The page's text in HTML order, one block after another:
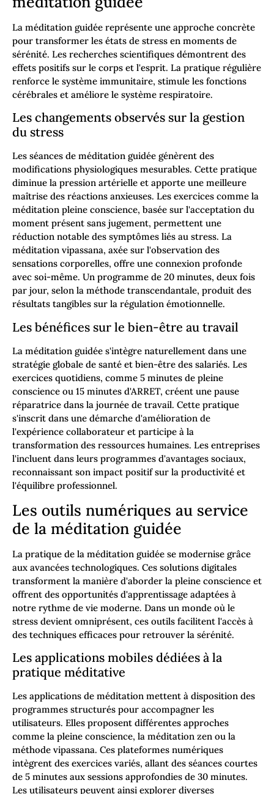
La méditation guidée représente une approche concrète
pour transformer les états de stress en moments de
sérénité. Les recherches scientifiques démontrent des
effets positifs sur le corps et l'esprit. La pratique régulière
renforce le système immunitaire, stimule les fonctions
cérébrales et améliore le système respiratoire.
Les changements observés sur la gestion
du stress
Les séances de méditation guidée génèrent des
modifications physiologiques mesurables. Cette pratique
diminue la pression artérielle et apporte une meilleure
maîtrise des réactions anxieuses. Les exercices comme la
méditation pleine conscience, basée sur l'acceptation du
moment présent sans jugement, permettent une
réduction notable des symptômes liés au stress. La
méditation vipassana, axée sur l'observation des
sensations corporelles, offre une connexion profonde
avec soi-même. Un programme de 20 minutes, deux fois
par jour, selon la méthode transcendantale, produit des
résultats tangibles sur la régulation émotionnelle.
Les bénéfices sur le bien-être au travail
La méditation guidée s'intègre naturellement dans une
stratégie globale de santé et bien-être des salariés. Les
exercices quotidiens, comme 5 minutes de pleine
conscience ou 15 minutes d'ARRET, créent une pause
réparatrice dans la journée de travail. Cette pratique
s'inscrit dans une démarche d'amélioration de
l'expérience collaborateur et participe à la
transformation des ressources humaines. Les entreprises
l'incluent dans leurs programmes d'avantages sociaux,
reconnaissant son impact positif sur la productivité et
l'équilibre professionnel.
Les outils numériques au service
de la méditation guidée
La pratique de la méditation guidée se modernise grâce
aux avancées technologiques. Ces solutions digitales
transforment la manière d'aborder la pleine conscience et
offrent des opportunités d'apprentissage adaptées à
notre rythme de vie moderne. Dans un monde où le
stress devient omniprésent, ces outils facilitent l'accès à
des techniques efficaces pour retrouver la sérénité.
Les applications mobiles dédiées à la
pratique méditative
Les applications de méditation mettent à disposition des
programmes structurés pour accompagner les
utilisateurs. Elles proposent différentes approches
comme la pleine conscience, la méditation zen ou la
méthode vipassana. Ces plateformes numériques
intègrent des exercices variés, allant des séances courtes
de 5 minutes aux sessions approfondies de 30 minutes.
Les utilisateurs peuvent ainsi explorer diverses